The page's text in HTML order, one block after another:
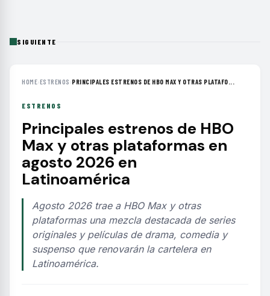
SIGUIENTE
HOME›ESTRENOS ›PRINCIPALES ESTRENOS DE HBO MAX Y OTRAS PLATAFO...
ESTRENOS
Principales estrenos de HBO
Max y otras plataformas en
agosto 2026 en
Latinoamérica
Agosto 2026 trae a HBO Max y otras
plataformas una mezcla destacada de series
originales y películas de drama, comedia y
suspenso que renovarán la cartelera en
Latinoamérica.